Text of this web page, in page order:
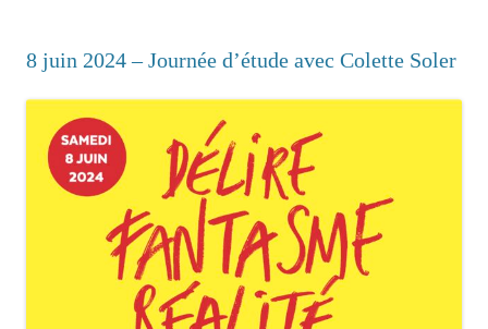
8 juin 2024 – Journée d’étude avec Colette Soler